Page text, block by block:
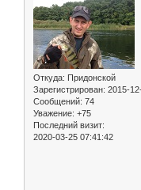
Откуда: Придонской
Зарегистрирован: 2015-
Сообщений: 74
Уважение: +75
Последний визит:
2020-03-25 07:41:42